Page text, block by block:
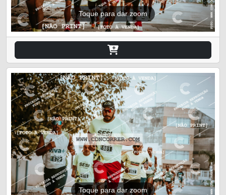
Toque para dar zoom
Toque para dar zoom